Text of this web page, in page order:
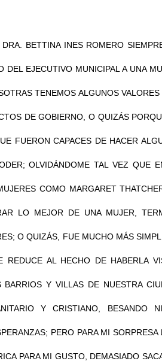
BETTINA INES ROMERO
EJECUTIVO MUNICIPAL A UNA
TENEMOS ALGUNOS VALORES
DE GOBIERNO, O QUIZÁS
FUERON CAPACES DE HACER
OLVIDÁNDOME TAL VEZ QUE
COMO MARGARET
LO MEJOR DE UNA MUJER,
O QUIZÁS, FUE MUCHO MÁS
AL HECHO DE HABERLA
Y VILLAS DE NUESTRA
Y CRISTIANO, BESANDO
PERO PARA MI SORPRESA
PARA MI GUSTO, DEMASIADO